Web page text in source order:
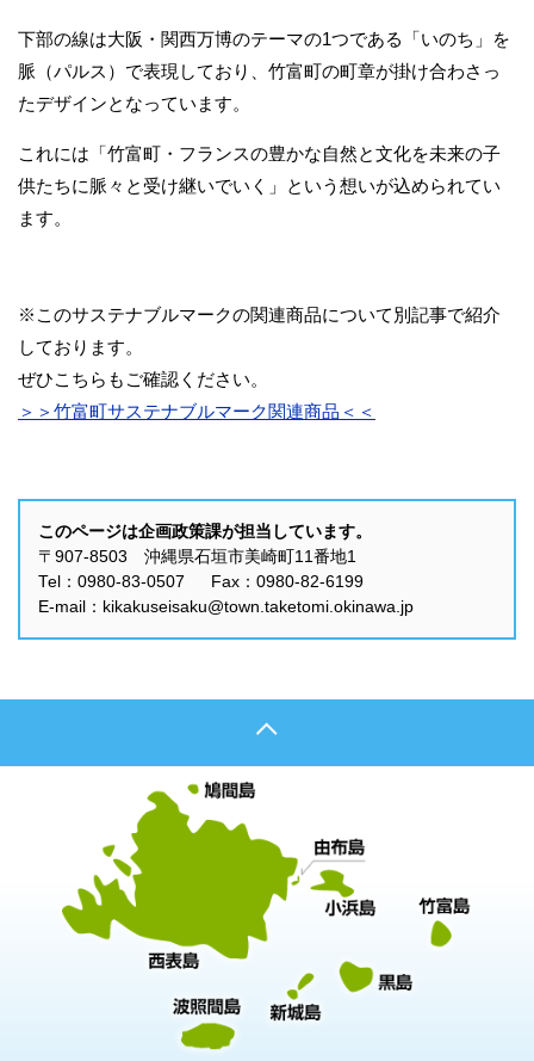
下部の線は大阪・関西万博のテーマの1つである「いのち」を
脈（パルス）で表現しており、竹富町の町章が掛け合わさっ
たデザインとなっています。
これには「竹富町・フランスの豊かな自然と文化を未来の子
供たちに脈々と受け継いでいく」という想いが込められてい
ます。
※このサステナブルマークの関連商品について別記事で紹介
しております。
ぜひこちらもご確認ください。
＞＞竹富町サステナブルマーク関連商品＜＜
このページは企画政策課が担当しています。
〒907-8503 沖縄県石垣市美崎町11番地1
Tel：0980-83-0507 Fax：0980-82-6199
E-mail：kikakuseisaku@town.taketomi.okinawa.jp